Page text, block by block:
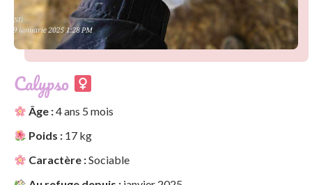
Calypso
Âge :4 ans 5 mois
Poids : 17 kg
Caractère :Sociable